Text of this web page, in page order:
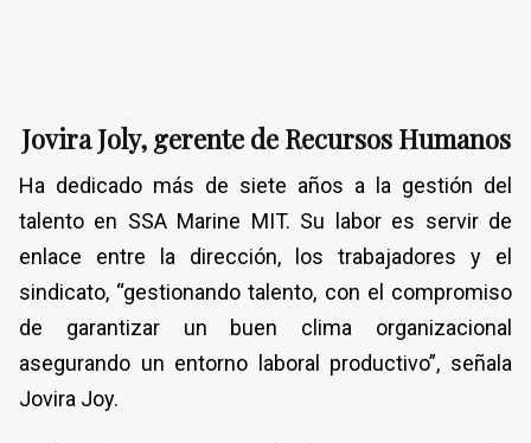
Jovira Joly, gerente de Recursos Humanos
Ha dedicado más de siete años a la gestión del
talento en SSA Marine MIT. Su labor es servir de
enlace entre la dirección, los trabajadores y el
sindicato, “gestionando talento, con el compromiso
de garantizar un buen clima organizacional
asegurando un entorno laboral productivo”, señala
Jovira Joy.